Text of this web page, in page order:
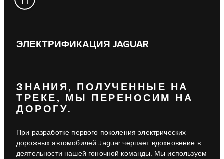
ЭЛЕКТРИФИКАЦИЯ JAGUAR
ЗНАНИЯ, ПОЛУЧЕННЫЕ НА
ТРЕКЕ, МЫ ПЕРЕНОСИМ НА
ДОРОГУ.
При разработке первого поколения электрических
дорожных автомобилей Jaguar черпает вдохновение в
деятельности нашей гоночной команды. Мы используем